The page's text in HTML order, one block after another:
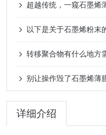
超越传统，一窥石墨烯
以下是关于石墨烯粉末
转移聚合物有什么地方
详细介绍